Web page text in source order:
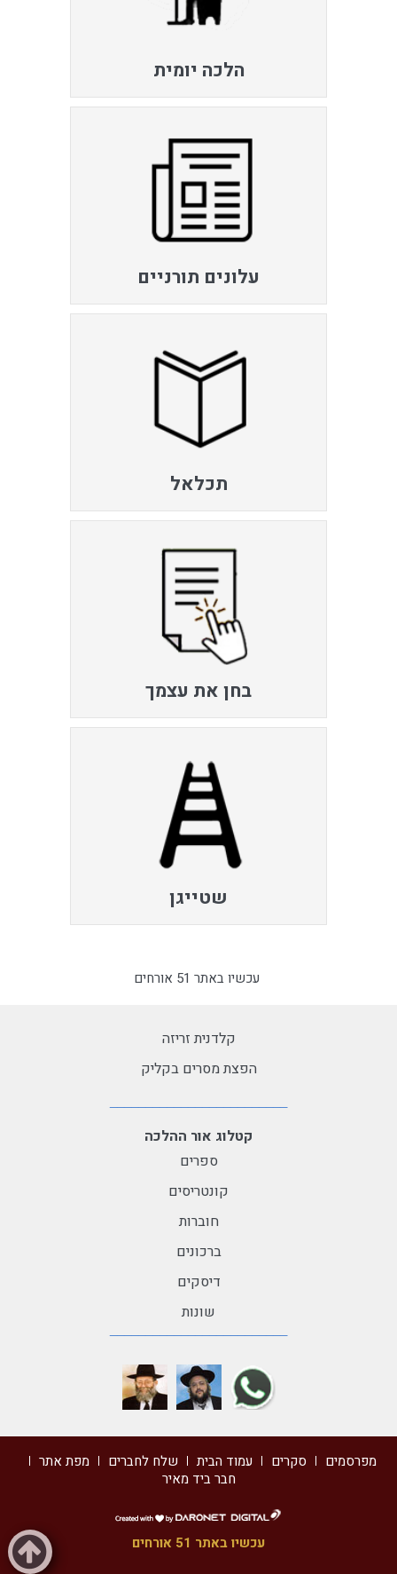
הלכה יומית
עלונים תורניים
תכלאל
בחן את עצמך
שטייגן
עכשיו באתר 51 אורחים
קלדנית זריזה
הפצת מסרים בקליק
קטלוג אור ההלכה
ספרים
קונטריסים
חוברות
ברכונים
דיסקים
שונות
מפרסמים סקרים עמוד הבית שלח לחברים
מפת אתר
חבר ביד מאיר
דרונט
דיגיטל עכשיו באתר 51 אורחים